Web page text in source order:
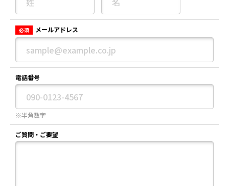
必須 メールアドレス
電話番号
※半角数字
ご質問・ご要望